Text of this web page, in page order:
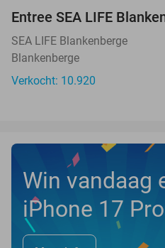
Entree SEA LIFE
SEA LIFE Blankenberge
Blankenberge
Verkocht: 10.920
Win vandaag
iPhone 17 Pro